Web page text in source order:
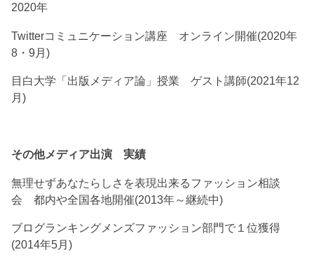
2020年
Twitterコミュニケーション講座 オンライン開催(2020年
8・9月)
目白大学「出版メディア論」授業 ゲスト講師(2021年12
月)
その他メディア出演 実績
無理せずあなたらしさを表現出来るファッション相談
会 都内や全国各地開催(2013年～継続中)
ブログランキングメンズファッション部門で１位獲得
(2014年5月)